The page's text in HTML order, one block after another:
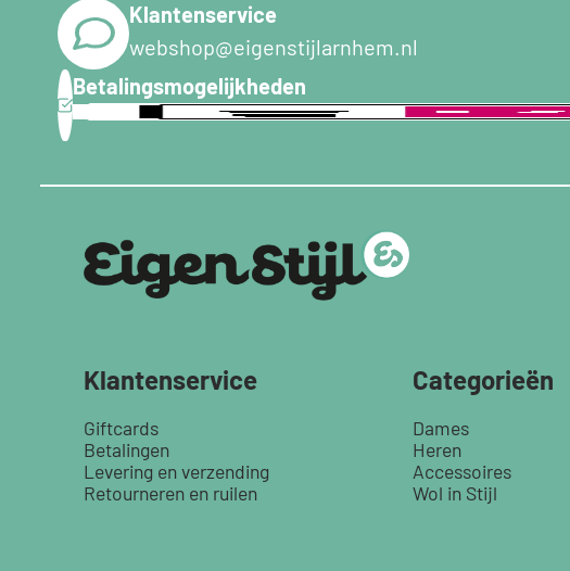
Klantenservice
webshop@eigenstijlarnhem.nl
Betalingsmogelijkheden
Klantenservice
Giftcards
Betalingen
Levering en verzending
Retourneren en ruilen
Categorieën
Dames
Heren
Accessoires
Wol in Stijl